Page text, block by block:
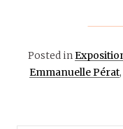
Posted in
Emmanuelle Pérat,